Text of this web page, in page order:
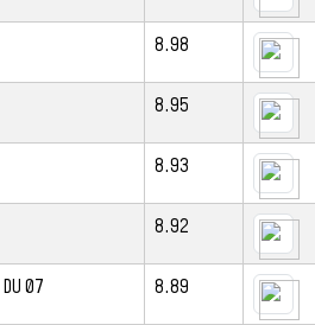
8.98
8.95
8.93
8.92
07 8.89